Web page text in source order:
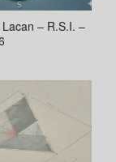
– R.S.I. –